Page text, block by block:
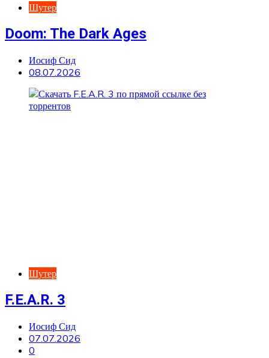
Шутер
Doom: The Dark Ages
Иосиф Сид
08.07.2026
Шутер
F.E.A.R. 3
Иосиф Сид
07.07.2026
0